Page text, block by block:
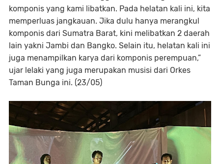
komponis yang kami libatkan. Pada helatan kali ini, kita
memperluas jangkauan. Jika dulu hanya merangkul
komponis dari Sumatra Barat, kini melibatkan 2 daerah
lain yakni Jambi dan Bangko. Selain itu, helatan kali ini
juga menampilkan karya dari komponis perempuan,”
ujar lelaki yang juga merupakan musisi dari Orkes
Taman Bunga ini. (23/05)